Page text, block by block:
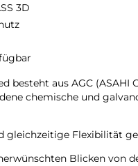
3D
besteht aus AGC (ASAHI
chemische und
gleichzeitige Flexibilität
Blicken von